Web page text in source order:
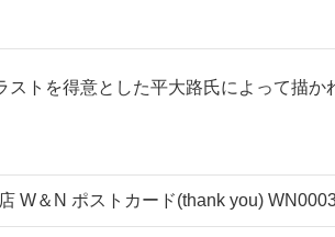
トを得意とした平大路氏によって描
W＆N ポストカード(thank you)